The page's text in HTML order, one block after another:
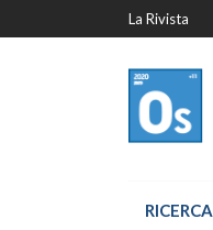
La Rivista
RICERCA